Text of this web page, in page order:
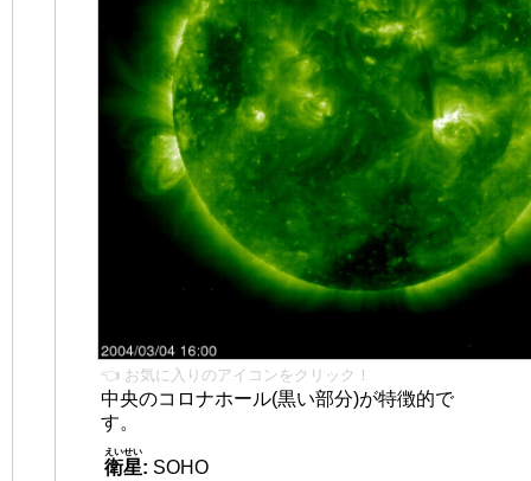
👈 お気に入りのアイコンをクリック！
中央のコロナホール(黒い部分)が特徴的で
す。
衛星
えいせい
: SOHO